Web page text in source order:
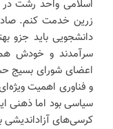
اسلامی واحد رشت
زرین خدمت کنم.
دانشجویی باید جزو
سرآمدند و خودش
اعضای شورای بسیج
و فناوری اهمیت
سیاسی بود اما ذهنی
کرسی‌های آزاداندیشی